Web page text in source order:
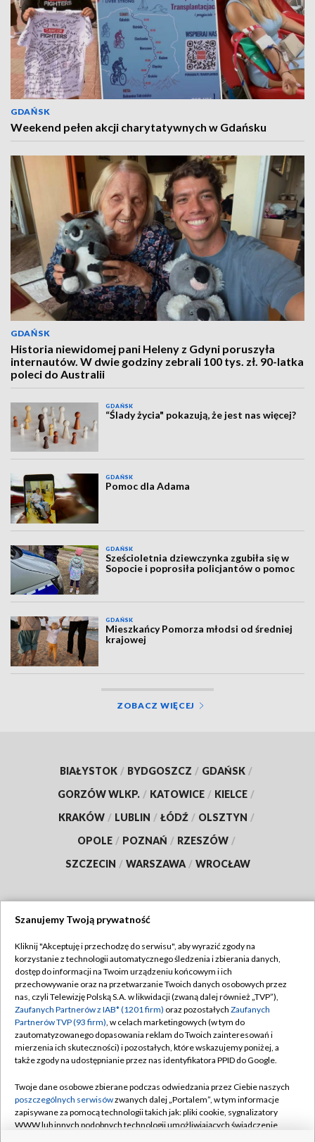
GDAŃSK
Weekend pełen akcji charytatywnych w Gdańsku
GDAŃSK
Historia niewidomej pani Heleny z Gdyni poruszyła
internautów. W dwie godziny zebrali 100 tys. zł. 90-latka
poleci do Australii
GDAŃSK
“Ślady życia" pokazują, że jest nas więcej?
GDAŃSK
Pomoc dla Adama
GDAŃSK
Sześcioletnia dziewczynka zgubiła się w
Sopocie i poprosiła policjantów o pomoc
GDAŃSK
Mieszkańcy Pomorza młodsi od średniej
krajowej
ZOBACZ WIĘCEJ
BIAŁYSTOK / BYDGOSZCZ / GDAŃSK /
GORZÓW WLKP. / KATOWICE / KIELCE /
KRAKÓW / LUBLIN / ŁÓDŹ / OLSZTYN /
OPOLE / POZNAŃ / RZESZÓW /
SZCZECIN / WARSZAWA / WROCŁAW
TVP
Abonament TVP
Emisja w TVP
Centrum informacji TVP
Naziemna Telewizja Cyfrowa
Rada Programowa
System NOS
Regulamin TVP
Polityka prywatności
Moje zgody
Pomoc
Kontakt
Szanujemy Twoją prywatność
Kliknij "Akceptuję i przechodzę do serwisu", aby wyrazić zgody na
korzystanie z technologii automatycznego śledzenia i zbierania danych,
dostęp do informacji na Twoim urządzeniu końcowym i ich
przechowywanie oraz na przetwarzanie Twoich danych osobowych przez
nas, czyli Telewizję Polską S.A. w likwidacji (zwaną dalej również „TVP”),
Zaufanych Partnerów z IAB* (1201 firm) oraz pozostałych Zaufanych
Partnerów TVP (93 firm), w celach marketingowych (w tym do
zautomatyzowanego dopasowania reklam do Twoich zainteresowań i
mierzenia ich skuteczności) i pozostałych, które wskazujemy poniżej, a
także zgody na udostępnianie przez nas identyfikatora PPID do Google.
Twoje dane osobowe zbierane podczas odwiedzania przez Ciebie naszych
poszczególnych serwisówzwanych dalej „Portalem”, w tym informacje
zapisywane za pomocą technologii takich jak: pliki cookie, sygnalizatory
WWW lub innych podobnych technologii umożliwiających świadczenie